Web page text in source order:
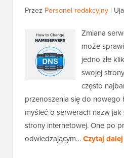
Przez Personel redakcyjny |
Zmiana
może
jedno złe
swojej
często
przenoszenia się do nowego
myśleć o serwerach nazw
strony internetowej. One po
odwiedzającym…Czytaj